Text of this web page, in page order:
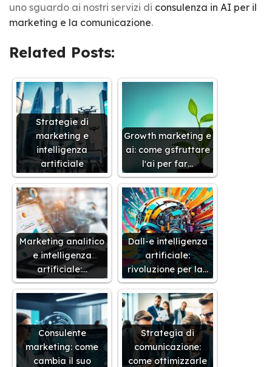
uno sguardo ai nostri servizi di consulenza in AI per il
marketing e la comunicazione.
Related Posts:
Strategie di
marketing e
intelligenza
artificiale
Growth marketing e
ai: come gsfruttare
l'ai per far…
Marketing analitico
e intelligenza
artificiale:…
Dall-e intelligenza
artificiale:
rivoluzione per la…
Consulente
marketing: come
cambia il suo
Strategia di
comunicazione:
come ottimizzarle